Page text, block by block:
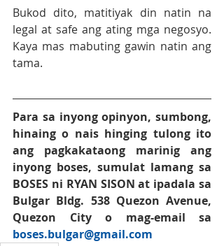
Bukod dito, matitiyak din natin na
legal at safe ang ating mga negosyo.
Kaya mas mabuting gawin natin ang
tama.
Para sa inyong opinyon, sumbong,
hinaing o nais hinging tulong ito
ang pagkakataong marinig ang
BOSES ni RYAN SISON at ipadala sa
Bulgar Bldg. 538 Quezon Avenue,
boses.bulgar@gmail.com